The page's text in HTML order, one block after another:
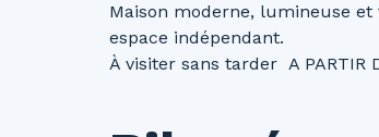
Maison moderne, lumineuse
espace indépendant.
À visiter sans tarder A PARTIR